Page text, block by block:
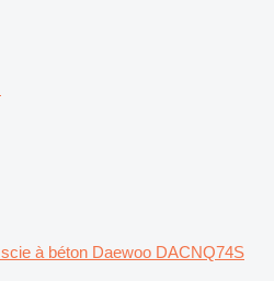
scie à béton Daewoo DACNQ74S